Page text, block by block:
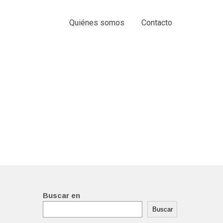
Quiénes somos Contacto
Buscar en
Buscar